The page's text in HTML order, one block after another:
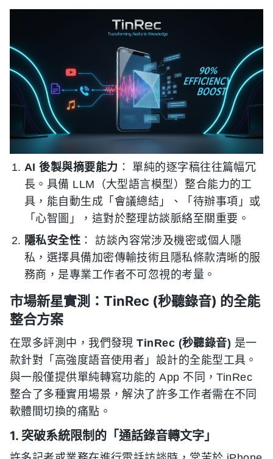
AI 後製與摘要能力 ： 單純的逐字稿往往篇幅冗
長。具備 LLM（大型語言模型）整合能力的工
具，能自動生成「會議總結」、「待辦事項」或
「心智圖」，這對於整理訪談脈絡至關重要。
隱私安全性 ： 訪談內容常涉及機密或個人隱
私，選擇具備加密傳輸技術且隱私條款清晰的服
務商，是專業工作者不可忽視的考量。
市場新星實測：TinRec (秒聽錄音) 的全能
整合方案
在眾多評測中，我們發現TinRec (秒聽錄音) 是一
款針對「高強度語音使用者」設計的全能型工具。
與一般僅提供單純轉寫功能的 App 不同，TinRec
整合了多種實用場景，解決了許多工作者需在不同
軟體間切換的痛點。
1. 突破系統限制的「通話錄音轉文字」